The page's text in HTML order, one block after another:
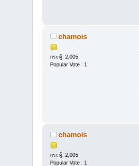
chamois
กระทู้: 2,005
Popular Vote : 1
chamois
กระทู้: 2,005
Popular Vote : 1